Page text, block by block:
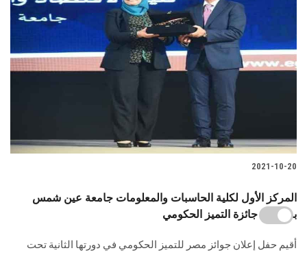
2021-10-20
المركز الأول لكلية الحاسبات والمعلومات جامعة عين شمس
بمسابقة جائزة التميز الحكومي
أقيم حفل إعلان جوائز مصر للتميز الحكومي في دورتها الثانية تحت